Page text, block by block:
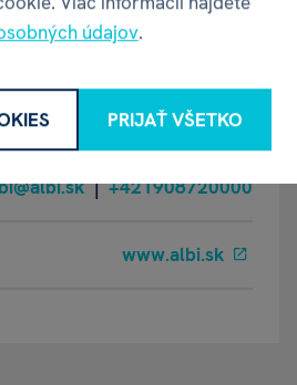
ALBI s.r.o.
ulica 8557/22 | Žilina |
01001 | Slovensko
|+421908720000
www.albi.sk
údajov.
PRIJAŤ VŠETKO